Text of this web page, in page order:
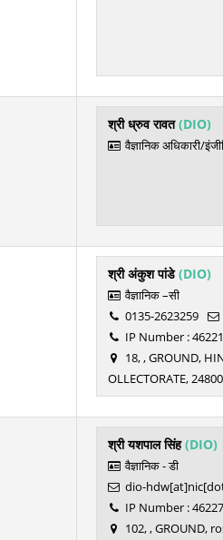
श्री ध्रुव रावत(DIO)
वैज्ञानिक अधिकारी/
श्री अंकुश पांडे(DIO)
वैज्ञानिक –सी
0135-2623259
IP Number : 46221
18, , GROUND,
OLLECTORATE,
श्री यशपाल सिंह(DIO)
वैज्ञानिक - डी
dio-
IP Number : 46227
102, , GROUND,